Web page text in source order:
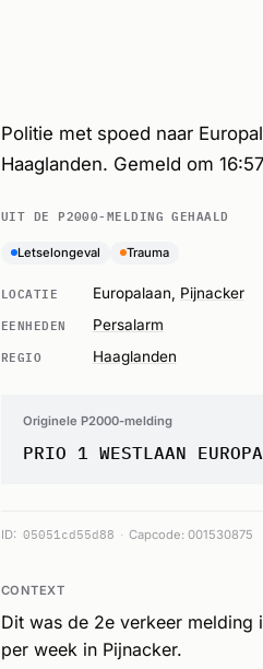
Politie met spoed naar
Haaglanden. Gemeld om
UIT DE P2000-MELDING GEHAALD
Letselongeval Trauma
LOCATIE Europalaan, Pijnacker
EENHEDEN Persalarm
REGIO Haaglanden
Originele P2000-melding
PRIO 1 WESTLAAN
ID: 05051cd55d88 Capcode: 001530875
CONTEXT
Dit was de 2e verkeer melding
per week in Pijnacker.